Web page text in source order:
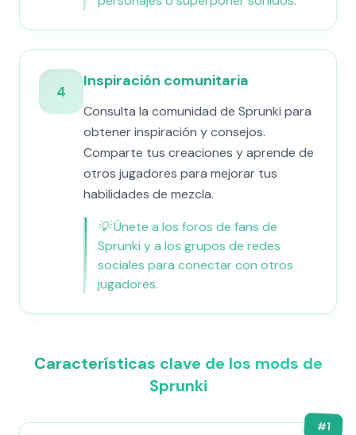
4
Inspiración comunitaria
Consulta la comunidad de Sprunki para
obtener inspiración y consejos.
Comparte tus creaciones y aprende de
otros jugadores para mejorar tus
habilidades de mezcla.
💡Únete a los foros de fans de
Sprunki y a los grupos de redes
sociales para conectar con otros
jugadores.
Características clave de los mods de
Sprunki
#1